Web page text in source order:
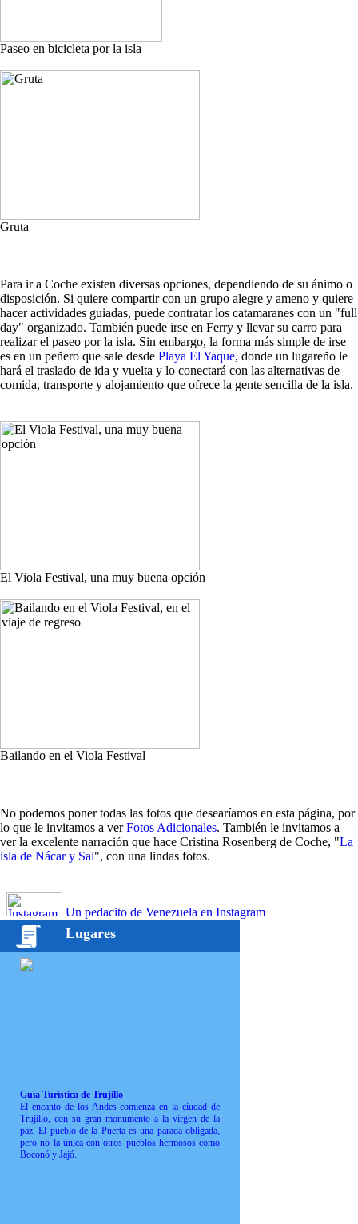
Paseo en bicicleta por la isla
Gruta
Para ir a Coche existen diversas opciones, dependiendo de su ánimo o
disposición. Si quiere compartir con un grupo alegre y ameno y quiere
hacer actividades guiadas, puede contratar los catamaranes con un "full
day" organizado. También puede irse en Ferry y llevar su carro para
realizar el paseo por la isla. Sin embargo, la forma más simple de irse
es en un peñero que sale desde Playa El Yaque, donde un lugareño le
hará el traslado de ida y vuelta y lo conectará con las alternativas de
comida, transporte y alojamiento que ofrece la gente sencilla de la isla.
El Viola Festival, una muy buena opción
Bailando en el Viola Festival
No podemos poner todas las fotos que desearíamos en esta página, por
lo que le invitamos a verFotos Adicionales. También le invitamos a
ver la excelente narración que hace Cristina Rosenberg de Coche, "La
isla de Nácar y Sal", con una lindas fotos.
Un pedacito de Venezuela en Instagram
Lugares
Guía Turística de Trujillo
El encanto de los Andes comienza en la ciudad de
Trujillo, con su gran monumento a la virgen de la
paz. El pueblo de la Puerta es una parada obligada,
pero no la única con otros pueblos hermosos como
Boconó y Jajó.